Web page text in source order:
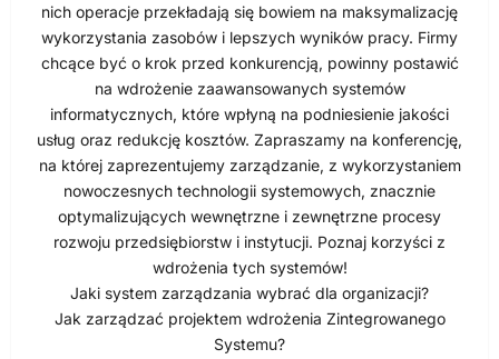
nich operacje przekładają się bowiem na maksymalizację
wykorzystania zasobów i lepszych wyników pracy. Firmy
chcące być o krok przed konkurencją, powinny postawić
na wdrożenie zaawansowanych systemów
informatycznych, które wpłyną na podniesienie jakości
usług oraz redukcję kosztów. Zapraszamy na konferencję,
na której zaprezentujemy zarządzanie, z wykorzystaniem
nowoczesnych technologii systemowych, znacznie
optymalizujących wewnętrzne i zewnętrzne procesy
rozwoju przedsiębiorstw i instytucji. Poznaj korzyści z
wdrożenia tych systemów!
Jaki system zarządzania wybrać dla organizacji?
Jak zarządzać projektem wdrożenia Zintegrowanego
Systemu?